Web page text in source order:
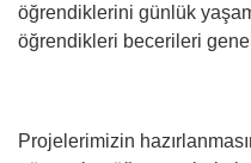
öğrendiklerini günlük
öğrendikleri becerileri
Projelerimizin